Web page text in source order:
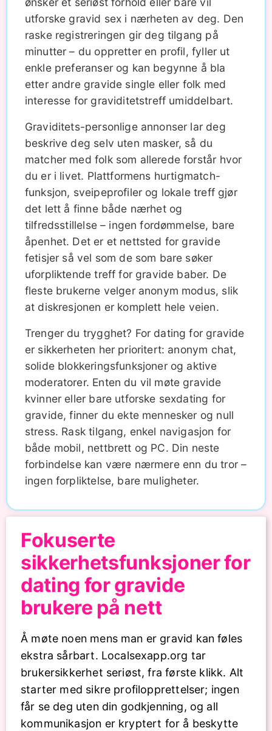
utforske gravid sex i nærheten av deg. Den
raske registreringen gir deg tilgang på
minutter – du oppretter en profil, fyller ut
enkle preferanser og kan begynne å bla
etter andre gravide single eller folk med
interesse for graviditetstreff umiddelbart.
Graviditets-personlige annonser lar deg
beskrive deg selv uten masker, så du
matcher med folk som allerede forstår hvor
du er i livet. Plattformens hurtigmatch-
funksjon, sveipeprofiler og lokale treff gjør
det lett å finne både nærhet og
tilfredsstillelse – ingen fordømmelse, bare
åpenhet. Det er et nettsted for gravide
fetisjer så vel som de som bare søker
uforpliktende treff for gravide baber. De
fleste brukerne velger anonym modus, slik
at diskresjonen er komplett hele veien.
Trenger du trygghet? For dating for gravide
er sikkerheten her prioritert: anonym chat,
solide blokkeringsfunksjoner og aktive
moderatorer. Enten du vil møte gravide
kvinner eller bare utforske sexdating for
gravide, finner du ekte mennesker og null
stress. Rask tilgang, enkel navigasjon for
både mobil, nettbrett og PC. Din neste
forbindelse kan være nærmere enn du tror –
ingen forpliktelse, bare muligheter.
Fokuserte
sikkerhetsfunksjoner for
dating for gravide
brukere på nett
Å møte noen mens man er gravid kan føles
ekstra sårbart. Localsexapp.org tar
brukersikkerhet seriøst, fra første klikk. Alt
starter med sikre profilopprettelser; ingen
får se deg uten din godkjenning, og all
kommunikasjon er kryptert for å beskytte